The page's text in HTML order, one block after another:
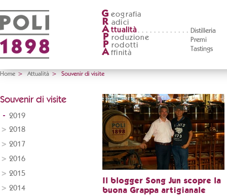
G eografia
R adici
A ttualità
Distilleria
Premi
Tastings
P roduzione
P rodotti
A ffinità
Home > Attualità > Souvenir di visite
Souvenir di visite
2019
2018
2017
2016
2015
2014
Il blogger Song Jun scopre la
buona Grappa artigianale